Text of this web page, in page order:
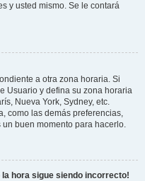
y usted mismo. Se le contará
a otra zona horaria. Si
Usuario y defina su zona horaria
Nueva York, Sydney, etc.
como las demás preferencias,
buen momento para hacerlo.
hora sigue siendo incorrecto!